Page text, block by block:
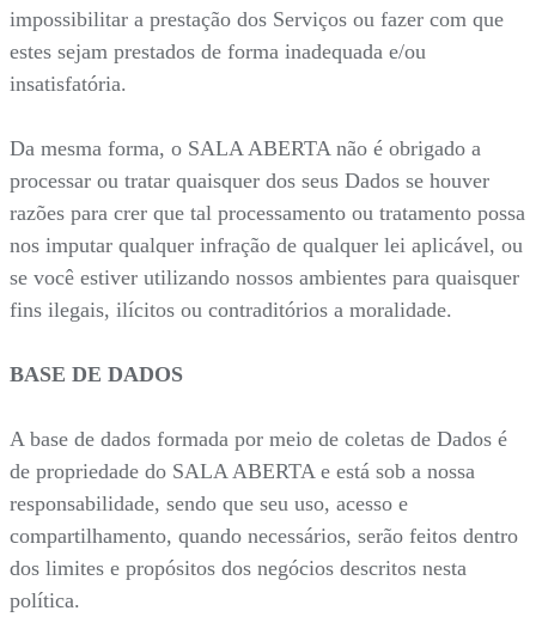
impossibilitar a prestação dos Serviços ou fazer com que
estes sejam prestados de forma inadequada e/ou
insatisfatória.
Da mesma forma, o SALA ABERTA não é obrigado a
processar ou tratar quaisquer dos seus Dados se houver
razões para crer que tal processamento ou tratamento possa
nos imputar qualquer infração de qualquer lei aplicável, ou
se você estiver utilizando nossos ambientes para quaisquer
fins ilegais, ilícitos ou contraditórios a moralidade.
BASE DE DADOS
A base de dados formada por meio de coletas de Dados é
de propriedade do SALA ABERTA e está sob a nossa
responsabilidade, sendo que seu uso, acesso e
compartilhamento, quando necessários, serão feitos dentro
dos limites e propósitos dos negócios descritos nesta
política.